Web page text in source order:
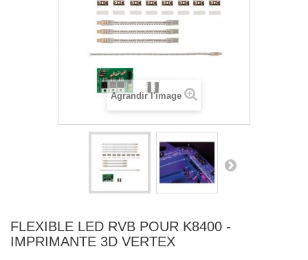
Agrandir l'image
FLEXIBLE LED RVB POUR K8400 -
IMPRIMANTE 3D VERTEX